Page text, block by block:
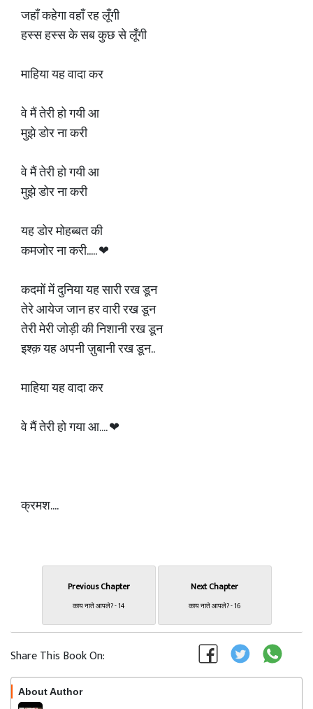
जहाँ कहेगा वहाँ रह लूँगी
हस्स हस्स के सब कुछ से लूँगी
माहिया यह वादा कर
वे मैं तेरी हो गयी आ
मुझे डोर ना करी
वे मैं तेरी हो गयी आ
मुझे डोर ना करी
यह डोर मोहब्बत की
कमजोर ना करी..... ❤
कदमों में दुनिया यह सारी रख डून
तेरे आयेज जान हर वारी रख डून
तेरी मेरी जोड़ी की निशानी रख डून
इश्क़ यह अपनी ज़ुबानी रख डून..
माहिया यह वादा कर
वे मैं तेरी हो गया आ.... ❤
क्रमश....
Previous Chapter
काय नाते आपले? - 14
Next Chapter
काय नाते आपले? - 16
Share This Book On:
About Author